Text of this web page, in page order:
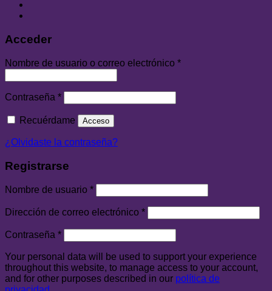
Acceder
Nombre de usuario o correo electrónico *
Contraseña *
Recuérdame Acceso
¿Olvidaste la contraseña?
Registrarse
Nombre de usuario *
Dirección de correo electrónico *
Contraseña *
Your personal data will be used to support your experience
throughout this website, to manage access to your account,
and for other purposes described in our política de